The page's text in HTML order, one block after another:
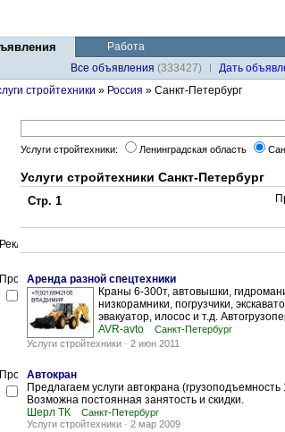
Работа
Все объявления (333427)
Дaть
стройтехники » Россия » Санкт-Петербург
Услуги стройтехники: Ленинградская область
Услуги стройтехники Санкт-Петербург
Стр. 1
Аренда разной спецтехники
Краны 6-300т, автовышки,
низкорамники, погрузчики,
эвакуатор, илосос и т.д.
AVR-avto
Санкт-Петербург
Услуги стройтехники - 2 июн 2011
Автокран
Предлагаем услуги автокрана
Возможна постоянная занятость и скидки.
Шерл ТК
Санкт-Петербург
Услуги стройтехники - 2 мар 2009